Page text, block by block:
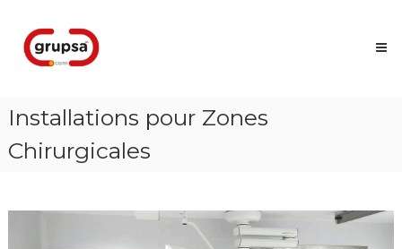
content
Accesos
que
conectan
Installations pour Zones
Chirurgicales